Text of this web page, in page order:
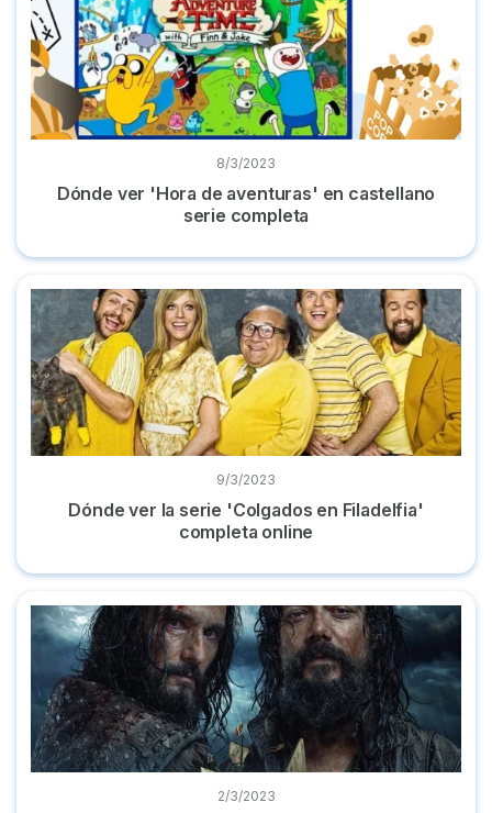
8/3/2023
Dónde ver 'Hora de aventuras' en castellano
serie completa
Dónde ver la serie 'Colgados en Filadelfia' completa online
9/3/2023
Dónde ver la serie 'Colgados en Filadelfia'
completa online
Dónde puedes ver la miniserie 'Sin límites' online y gratis
2/3/2023